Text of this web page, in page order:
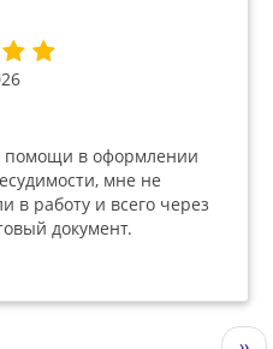
помощи в оформлении
мне не
в работу и всего через
документ.